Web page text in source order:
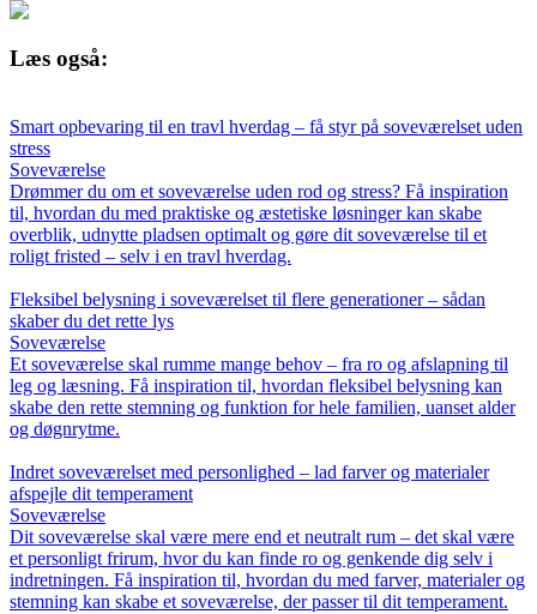
Læs også:
Smart opbevaring til en travl hverdag – få styr på soveværelset uden
stress
Soveværelse
Drømmer du om et soveværelse uden rod og stress? Få inspiration
til, hvordan du med praktiske og æstetiske løsninger kan skabe
overblik, udnytte pladsen optimalt og gøre dit soveværelse til et
roligt fristed – selv i en travl hverdag.
Fleksibel belysning i soveværelset til flere generationer – sådan
skaber du det rette lys
Soveværelse
Et soveværelse skal rumme mange behov – fra ro og afslapning til
leg og læsning. Få inspiration til, hvordan fleksibel belysning kan
skabe den rette stemning og funktion for hele familien, uanset alder
og døgnrytme.
Indret soveværelset med personlighed – lad farver og materialer
afspejle dit temperament
Soveværelse
Dit soveværelse skal være mere end et neutralt rum – det skal være
et personligt frirum, hvor du kan finde ro og genkende dig selv i
indretningen. Få inspiration til, hvordan du med farver, materialer og
stemning kan skabe et soveværelse, der passer til dit temperament.